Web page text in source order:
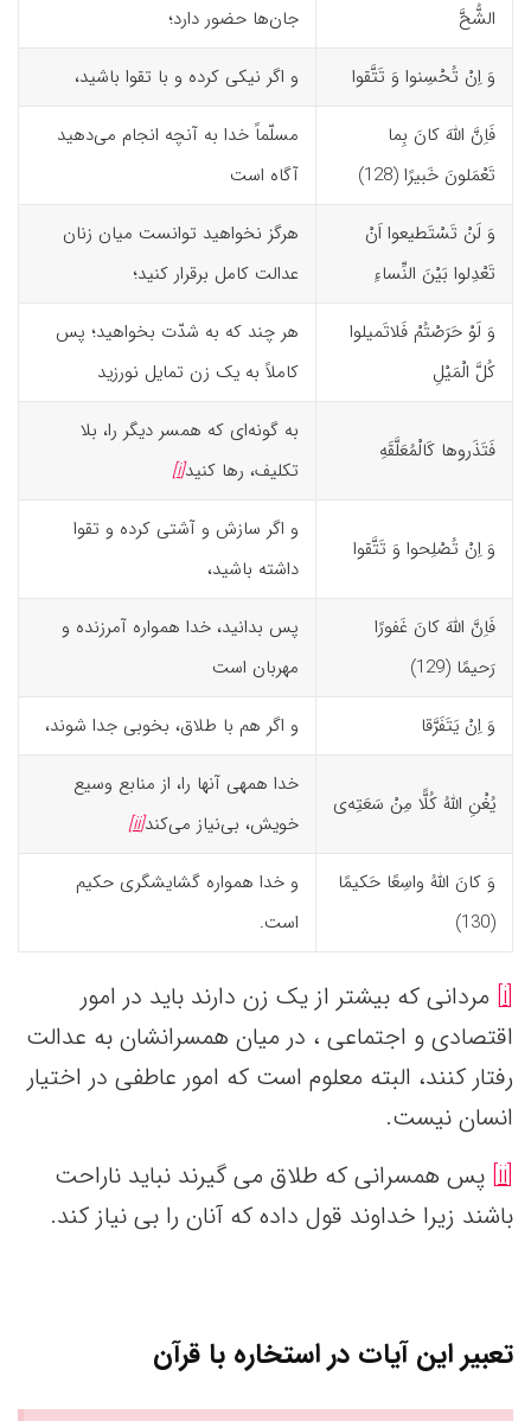
الشُّحَّ
جان‌ها حضور دارد؛
وَ اِنْ تُحْسِنوا وَ تَتَّقوا و اگر نیکی کرده و با تقوا باشید،
فَاِنَّ اللّهَ کانَ بِما
تَعْمَلونَ خَبیرًا (128)‏
مسلّماً خدا به آنچه انجام می‌دهید
آگاه است
وَ لَنْ تَسْتَطیعوا اَنْ
تَعْدِلوا بَیْنَ النِّساءِ
هرگز نخواهید توانست میان زنان
عدالت کامل برقرار کنید؛
وَ لَوْ حَرَصْتُمْ فَلاتَمیلوا
کُلَّ الْمَیْلِ
هر چند که به شدّت بخواهید؛ پس
کاملاً به یک زن تمایل نورزید
فَتَذَروها کَالْمُعَلَّقَهِ
به گونه‌ای که همسر دیگر را، بلا
تکلیف، رها کنید[i]
وَ اِنْ تُصْلِحوا وَ تَتَّقوا
و اگر سازش و آشتی کرده و تقوا
داشته باشید،
فَاِنَّ اللّهَ کانَ غَفورًا
رَحیمًا (129)‏
پس بدانید، خدا همواره آمرزنده و
مهربان است
وَ اِنْ یَتَفَرَّقا و اگر هم با طلاق، بخوبی جدا شوند،
یُغْنِ اللّهُ کُلًّا مِنْ سَعَتِه‌ى
خدا همه­ی آنها را، از منابع وسیع
خویش، بی‌نیاز می‌کند[ii]
وَ کانَ اللّهُ واسِعًا حَکیمًا
(130)‏
و خدا همواره گشایشگری حکیم
است.‏
[i] مردانی که بیشتر از یک زن دارند باید در امور
اقتصادی و اجتماعی ، در میان همسرانشان به عدالت
رفتار کنند، البته معلوم است که امور عاطفی در اختیار
انسان نیست.
[ii]
پس همسرانی که طلاق می گیرند نباید ناراحت
باشند زیرا خداوند قول داده که آنان را بی نیاز کند.
تعبیر این آیات در استخاره با قرآن